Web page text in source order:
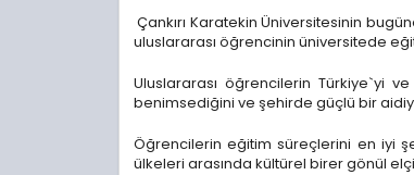
Çankırı Karatekin Üniversitesinin
uluslararası öğrencinin üniversitede
Uluslararası öğrencilerin Türkiye`yi
benimsediğini ve şehirde güçlü bir
Öğrencilerin eğitim süreçlerini en iyi
ülkeleri arasında kültürel birer gönül